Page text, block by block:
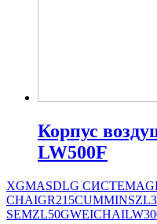
Корпус
LW500F
XGMASDLG СИСТЕМА
CHAIGR215CUMMINS
SEMZL50GWEICHAI